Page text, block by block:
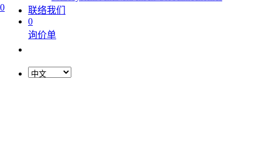
0
联络我们
0
询价单